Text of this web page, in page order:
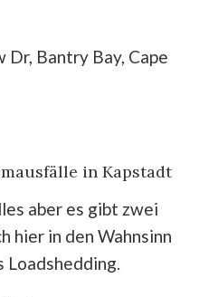
Dr, Bantry Bay, Cape
in Kapstadt
aber es gibt zwei
hier in den Wahnsinn
Loadshedding.